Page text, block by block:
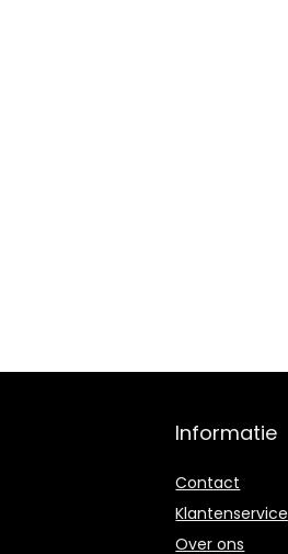
Informatie
Contact
Klantenservice
Over ons